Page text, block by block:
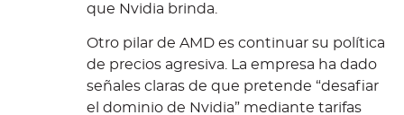
que Nvidia brinda.
Otro pilar de AMD es continuar su política
de precios agresiva. La empresa ha dado
señales claras de que pretende “desafiar
el dominio de Nvidia” mediante tarifas